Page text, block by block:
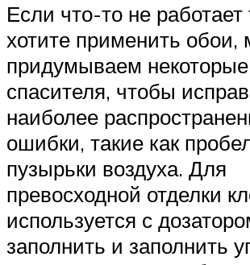
Если что-то не работает
хотите применить обои,
придумываем
спасителя, чтобы
наиболее
ошибки, такие как
пузырьки воздуха. Для
превосходной отделки
используется с
заполнить и заполнить